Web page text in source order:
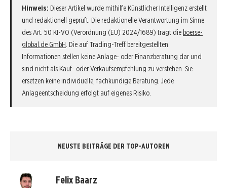
Hinweis: Dieser Artikel wurde mithilfe Künstlicher Intelligenz erstellt
und redaktionell geprüft. Die redaktionelle Verantwortung im Sinne
des Art. 50 KI-VO (Verordnung (EU) 2024/1689) trägt die boerse-
global.de GmbH. Die auf Trading-Treff bereitgestellten
Informationen stellen keine Anlage- oder Finanzberatung dar und
sind nicht als Kauf- oder Verkaufsempfehlung zu verstehen. Sie
ersetzen keine individuelle, fachkundige Beratung. Jede
Anlageentscheidung erfolgt auf eigenes Risiko.
NEUSTE BEITRÄGE DER TOP-AUTOREN
Felix Baarz